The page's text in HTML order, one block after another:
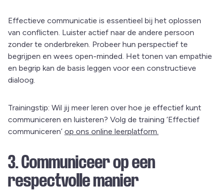
Effectieve communicatie is essentieel bij het oplossen
van conflicten. Luister actief naar de andere persoon
zonder te onderbreken. Probeer hun perspectief te
begrijpen en wees open-minded. Het tonen van empathie
en begrip kan de basis leggen voor een constructieve
dialoog.
Trainingstip: Wil jij meer leren over hoe je effectief kunt
communiceren en luisteren? Volg de training ‘Effectief
communiceren’ op ons online leerplatform.
3. Communiceer op een
respectvolle manier